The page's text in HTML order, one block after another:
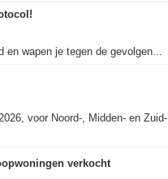
wapen je tegen de gevolgen...
voor Noord-, Midden- en Zuid-
verkocht